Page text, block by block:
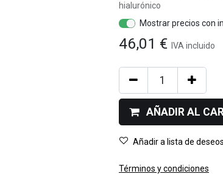
hialurónico
Mostrar precios con
46,01 € IVA incluido
AÑADIR AL
Añadir a lista de deseos
Términos y condiciones